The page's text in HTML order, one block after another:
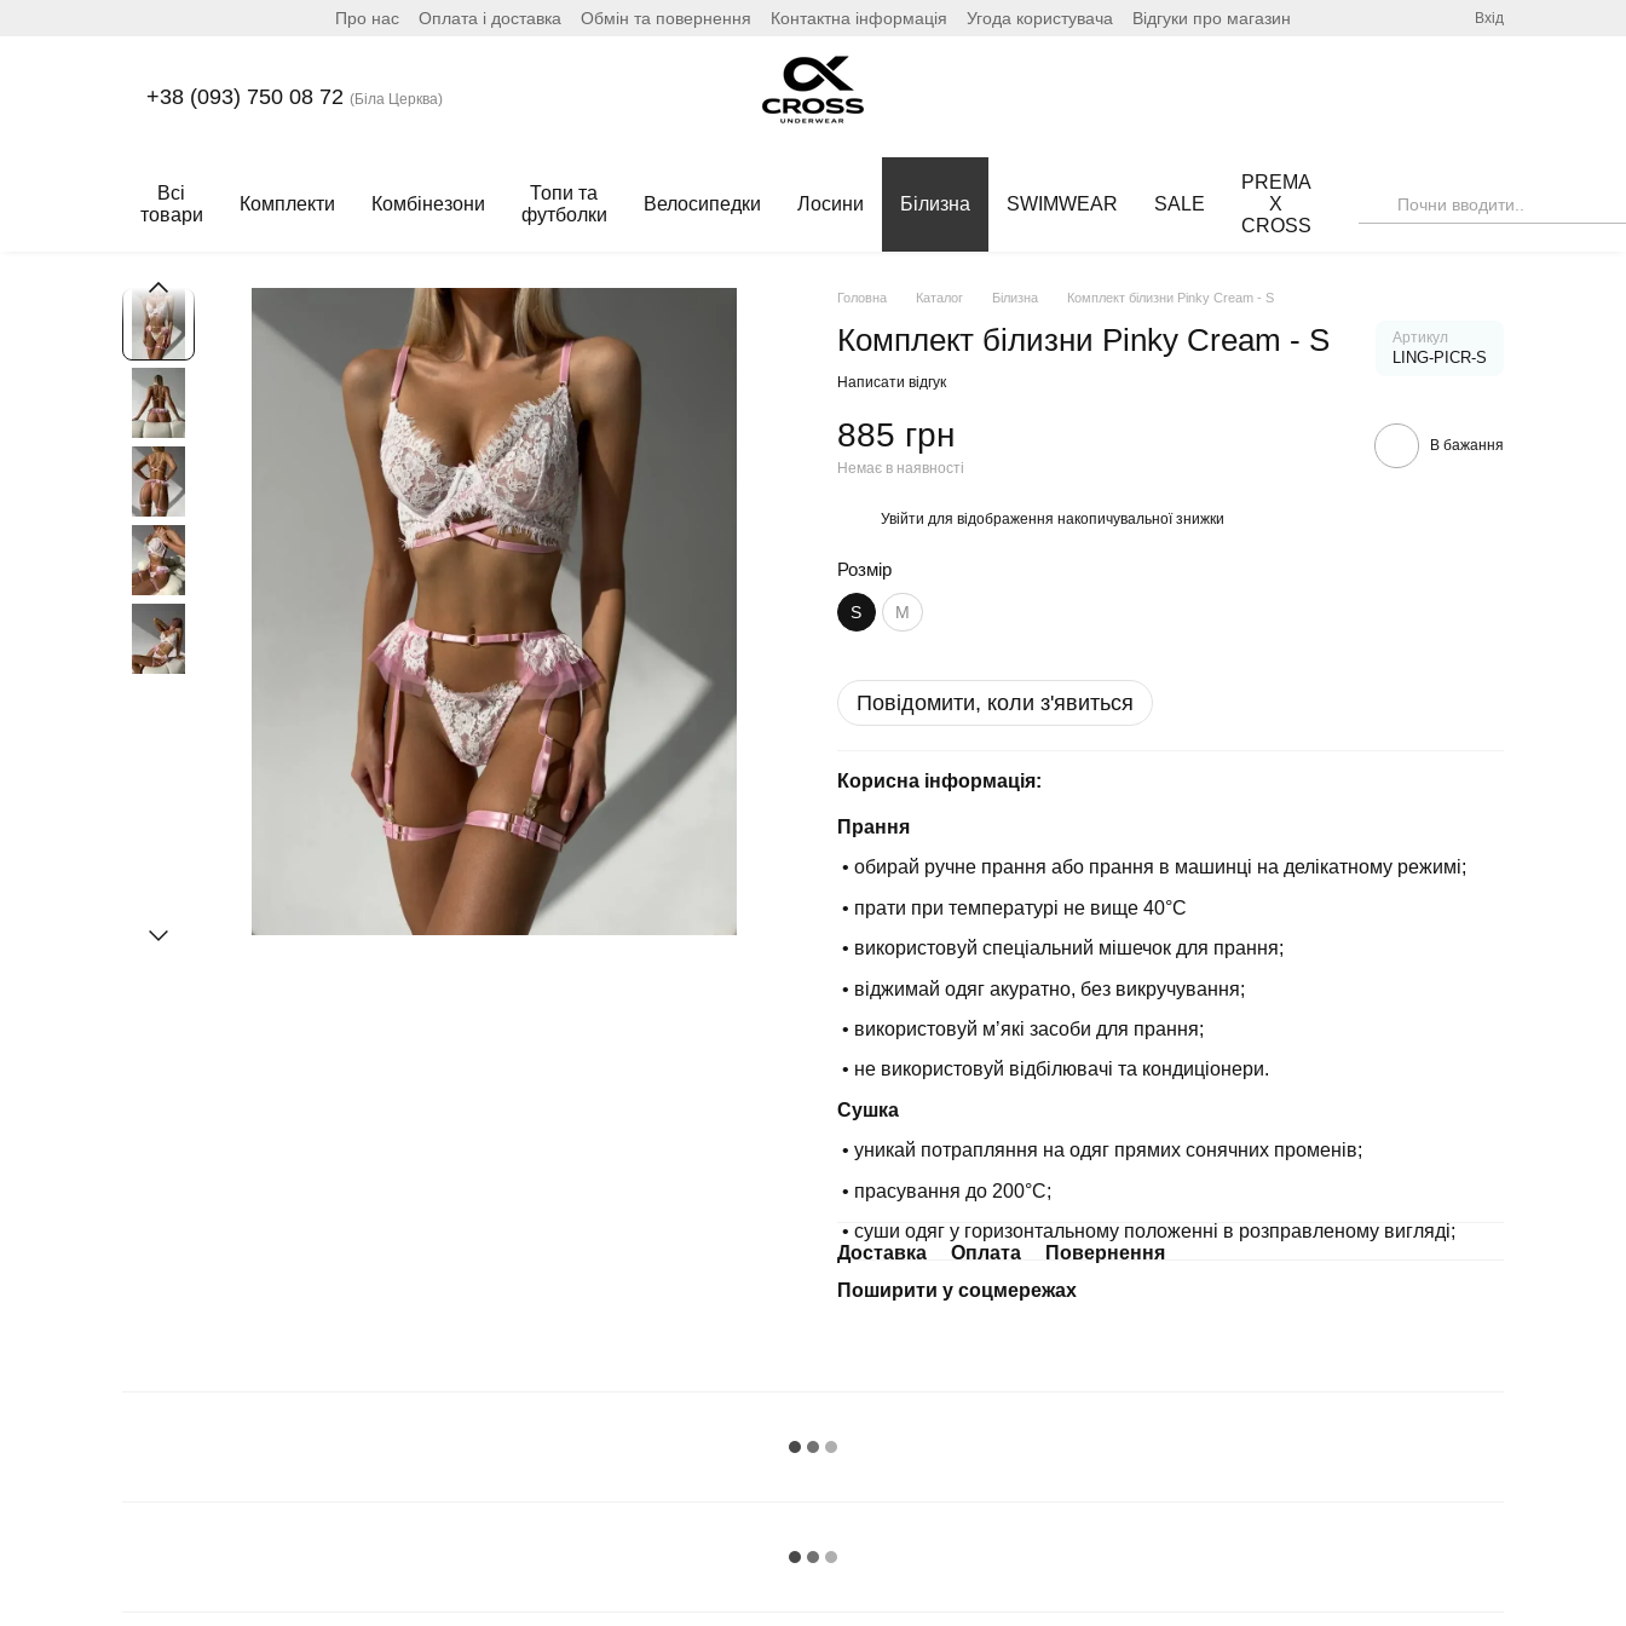
Про нас Оплата і доставка Обмін та повернення Контактна інформація Угода користувача Відгуки про магазин Вхід
+38 (093) 750 08 72 (Біла Церква)
Всі
товари
Комплекти Комбінезони
Топи та
футболки
Велосипедки Лосини Білизна SWIMWEAR SALE
PREMA
X
CROSS
Головна Каталог Білизна Комплект білизни Pinky Cream - S
Комплект білизни Pinky Cream - S Артикул
LING-PICR-S
Написати відгук
885 грн
Немає в наявності
В бажання
Увійти для відображення накопичувальної знижки
Розмір
S M
Повідомити, коли з'явиться
Корисна інформація:
Прання
• обирай ручне прання або прання в машинці на делікатному режимі;
• прати при температурі не вище 40°С
• використовуй спеціальний мішечок для прання;
• віджимай одяг акуратно, без викручування;
• використовуй мʼякі засоби для прання;
• не використовуй відбілювачі та кондиціонери.
Сушка
• уникай потрапляння на одяг прямих сонячних променів;
• прасування до 200°С;
• суши одяг у горизонтальному положенні в розправленому вигляді;
Доставка
Оплата
Повернення
Поширити у соцмережах